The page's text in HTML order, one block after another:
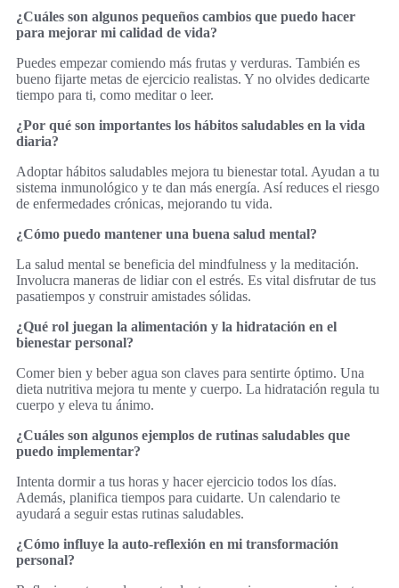
¿Cuáles son algunos pequeños cambios que puedo hacer
para mejorar mi calidad de vida?
Puedes empezar comiendo más frutas y verduras. También es
bueno fijarte metas de ejercicio realistas. Y no olvides dedicarte
tiempo para ti, como meditar o leer.
¿Por qué son importantes los hábitos saludables en la vida
diaria?
Adoptar hábitos saludables mejora tu bienestar total. Ayudan a tu
sistema inmunológico y te dan más energía. Así reduces el riesgo
de enfermedades crónicas, mejorando tu vida.
¿Cómo puedo mantener una buena salud mental?
La salud mental se beneficia del mindfulness y la meditación.
Involucra maneras de lidiar con el estrés. Es vital disfrutar de tus
pasatiempos y construir amistades sólidas.
¿Qué rol juegan la alimentación y la hidratación en el
bienestar personal?
Comer bien y beber agua son claves para sentirte óptimo. Una
dieta nutritiva mejora tu mente y cuerpo. La hidratación regula tu
cuerpo y eleva tu ánimo.
¿Cuáles son algunos ejemplos de rutinas saludables que
puedo implementar?
Intenta dormir a tus horas y hacer ejercicio todos los días.
Además, planifica tiempos para cuidarte. Un calendario te
ayudará a seguir estas rutinas saludables.
¿Cómo influye la auto-reflexión en mi transformación
personal?